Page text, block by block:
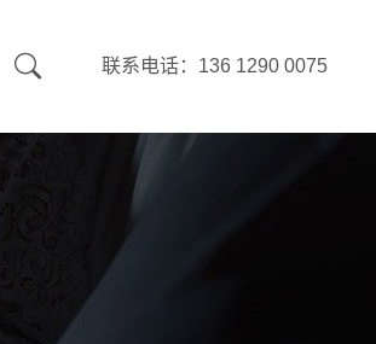
联系电话：136 1290 0075